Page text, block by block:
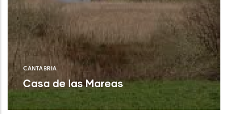
CANTABRIA
Casa de las Mareas
Arnuero (Cantabria)